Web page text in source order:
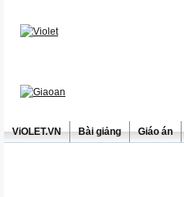
ViOLET.VN Bài giảng Giáo án